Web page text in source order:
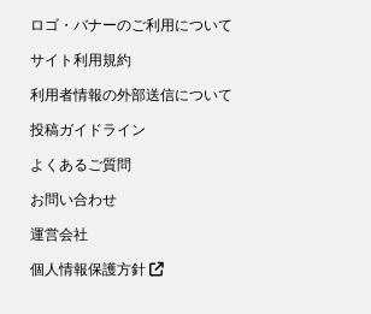
ロゴ・バナーのご利用について
サイト利用規約
利用者情報の外部送信について
投稿ガイドライン
よくあるご質問
お問い合わせ
運営会社
個人情報保護方針